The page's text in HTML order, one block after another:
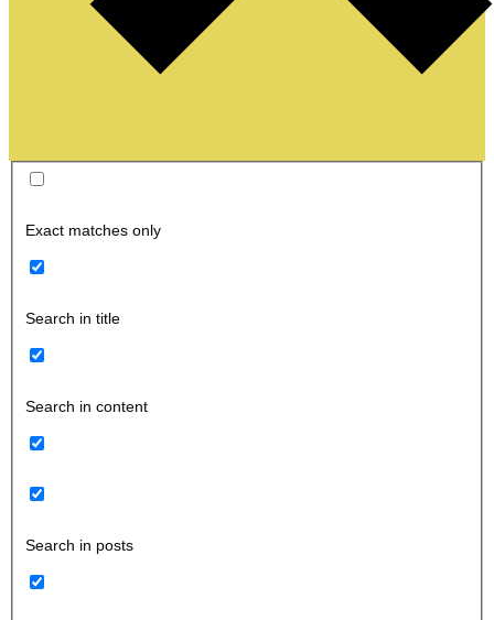
Exact matches only
Search in title
Search in content
Search in posts